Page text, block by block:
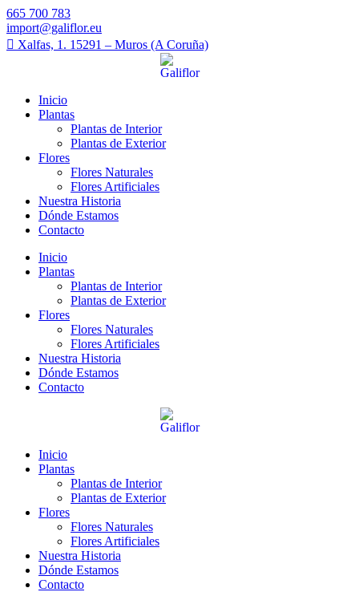
665 700 783
import@galiflor.eu
Xalfas, 1. 15291 – Muros (A Coruña)
Inicio
Plantas
Plantas de Interior
Plantas de Exterior
Flores
Flores Naturales
Flores Artificiales
Nuestra Historia
Dónde Estamos
Contacto
Inicio
Plantas
Plantas de Interior
Plantas de Exterior
Flores
Flores Naturales
Flores Artificiales
Nuestra Historia
Dónde Estamos
Contacto
Inicio
Plantas
Plantas de Interior
Plantas de Exterior
Flores
Flores Naturales
Flores Artificiales
Nuestra Historia
Dónde Estamos
Contacto